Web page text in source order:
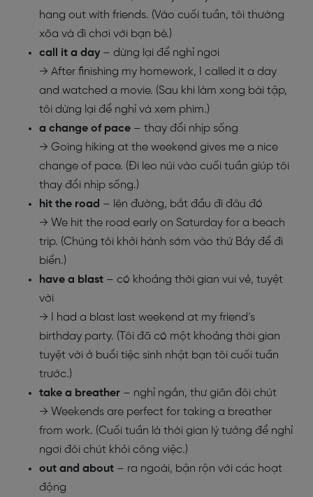
hang out with friends. (Vào cuối tuần, tôi thường
xõa và đi chơi với bạn bè.)
call it a day – dừng lại để nghỉ ngơi
→ After finishing my homework, I called it a day
and watched a movie. (Sau khi làm xong bài tập,
tôi dừng lại để nghỉ và xem phim.)
a change of pace – thay đổi nhịp sống
→ Going hiking at the weekend gives me a nice
change of pace. (Đi leo núi vào cuối tuần giúp tôi
thay đổi nhịp sống.)
hit the road – lên đường, bắt đầu đi đâu đó
→ We hit the road early on Saturday for a beach
trip. (Chúng tôi khởi hành sớm vào thứ Bảy để đi
biển.)
have a blast – có khoảng thời gian vui vẻ, tuyệt
vời
→ I had a blast last weekend at my friend’s
birthday party. (Tôi đã có một khoảng thời gian
tuyệt vời ở buổi tiệc sinh nhật bạn tôi cuối tuần
trước.)
take a breather – nghỉ ngắn, thư giãn đôi chút
→ Weekends are perfect for taking a breather
from work. (Cuối tuần là thời gian lý tưởng để nghỉ
ngơi đôi chút khỏi công việc.)
out and about – ra ngoài, bận rộn với các hoạt
động